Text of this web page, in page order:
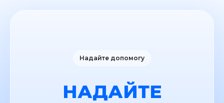
Надайте допомогу
НАДАЙТЕ